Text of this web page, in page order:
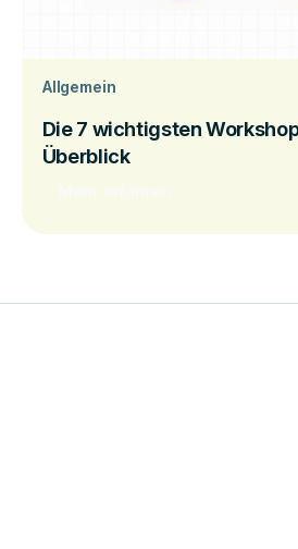
Allgemein
Die 7 wichtigsten
Überblick